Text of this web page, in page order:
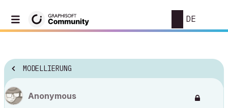
DE
MODELLIERUNG
Anonymous